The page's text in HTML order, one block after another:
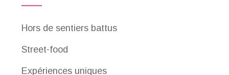
Hors de sentiers battus
Street-food
Expériences uniques